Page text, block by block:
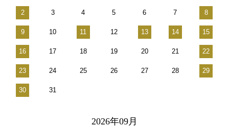
2 3 4 5 6 7 8
9 10 11 12 13 14 15
16 17 18 19 20 21 22
23 24 25 26 27 28 29
30 31
2026年09月